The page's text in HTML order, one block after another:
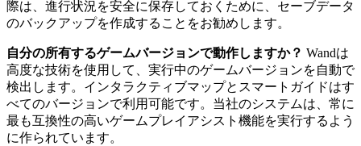
際は、進行状況を安全に保存しておくために、セーブデータ
のバックアップを作成することをお勧めします。
自分の所有するゲームバージョンで動作しますか？ Wandは
高度な技術を使用して、実行中のゲームバージョンを自動で
検出します。インタラクティブマップとスマートガイドはす
べてのバージョンで利用可能です。当社のシステムは、常に
最も互換性の高いゲームプレイアシスト機能を実行するよう
に作られています。